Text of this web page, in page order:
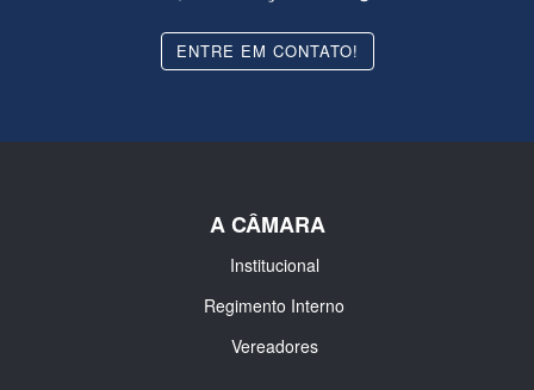
ENTRE EM CONTATO!
A CÂMARA
Institucional
Regimento Interno
Vereadores